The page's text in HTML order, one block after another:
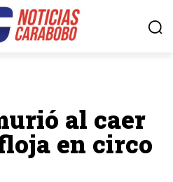
al caer
en circo